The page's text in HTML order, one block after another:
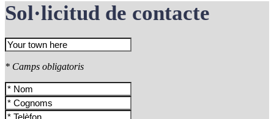
Sol·licitud de contacte
* Camps obligatoris